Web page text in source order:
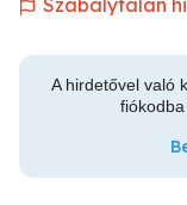
Szabálytalan
A hirdetővel való